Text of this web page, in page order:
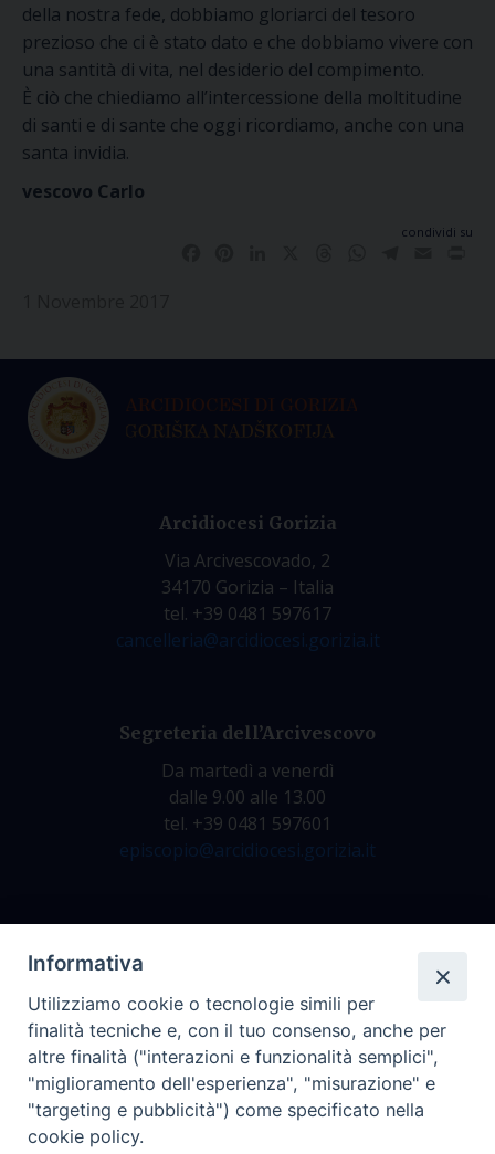
della nostra fede, dobbiamo gloriarci del tesoro
prezioso che ci è stato dato e che dobbiamo vivere con
una santità di vita, nel desiderio del compimento.
È ciò che chiediamo all’intercessione della moltitudine
di santi e di sante che oggi ricordiamo, anche con una
santa invidia.
vescovo Carlo
condividi su
Arcidiocesi Gorizia
Via Arcivescovado, 2
34170 Gorizia – Italia
tel. +39 0481 597617
cancelleria@arcidiocesi.gorizia.it
Segreteria dell’Arcivescovo
Da martedì a venerdì
dalle 9.00 alle 13.00
tel. +39 0481 597601
episcopio@arcidiocesi.gorizia.it
dalle 9.00 alle 12.30
tel. +39 0481 597628
archivio@arcidiocesi.gorizia.it
Informativa
Utilizziamo cookie o tecnologie simili per
finalità tecniche e, con il tuo consenso, anche per
altre finalità ("interazioni e funzionalità semplici",
"miglioramento dell'esperienza", "misurazione" e
"targeting e pubblicità") come specificato nella
cookie policy.